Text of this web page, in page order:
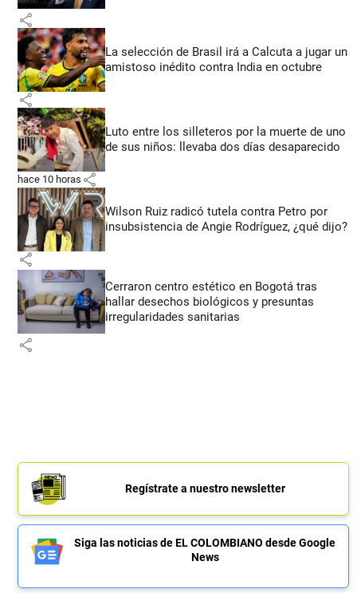
share
La selección de Brasil irá a Calcuta a jugar un
amistoso inédito contra India en octubre
share
Luto entre los silleteros por la muerte de uno
de sus niños: llevaba dos días desaparecido
hace 10 horas share
Wilson Ruiz radicó tutela contra Petro por
insubsistencia de Angie Rodríguez, ¿qué dijo?
share
Cerraron centro estético en Bogotá tras
hallar desechos biológicos y presuntas
irregularidades sanitarias
share
Regístrate a nuestro newsletter
Siga las noticias de EL COLOMBIANO desde Google
News